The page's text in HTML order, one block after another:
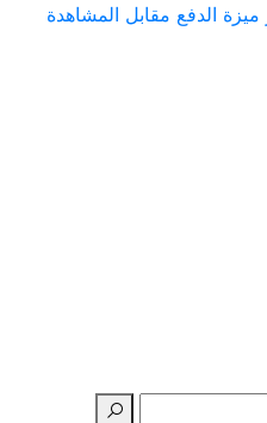
الدفع مقابل المشاهدة